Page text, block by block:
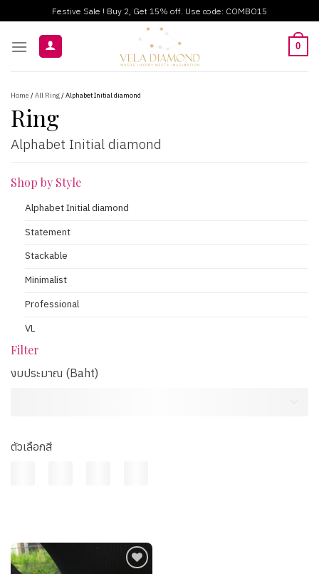
ไป
Festive Sale ! Buy 2, Get 15% off. Use code: COMBO15
0
Home /All Ring/ Alphabet Initial diamond
Ring
Alphabet Initial diamond
Shop by Style
Alphabet Initial diamond
Statement
Stackable
Minimalist
Professional
VL
Filter
งบประมาณ (Baht)
ตัวเลือกสี